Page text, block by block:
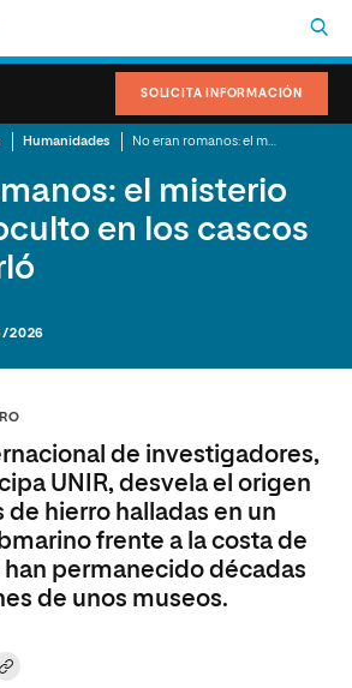
SOLICITA INFORMACIÓN
Humanidades
el misterio
en los cascos
2026
de investigadores,
UNIR, desvela el origen
de hierro halladas en un
frente a la costa de
permanecido décadas
de unos museos.